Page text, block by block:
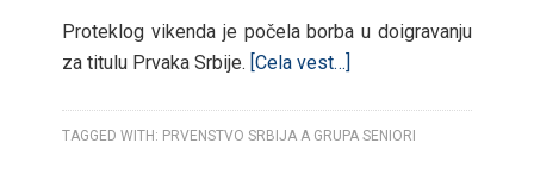
Proteklog vikenda je počela borba u doigravanju
za titulu Prvaka Srbije. [Cela vest…]
TAGGED WITH: PRVENSTVO SRBIJA A GRUPA SENIORI